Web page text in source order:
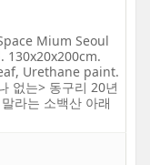
Mium Seoul
130x20x200cm.
Urethane paint.
없는> 동구리 20년
라는 소백산 아래